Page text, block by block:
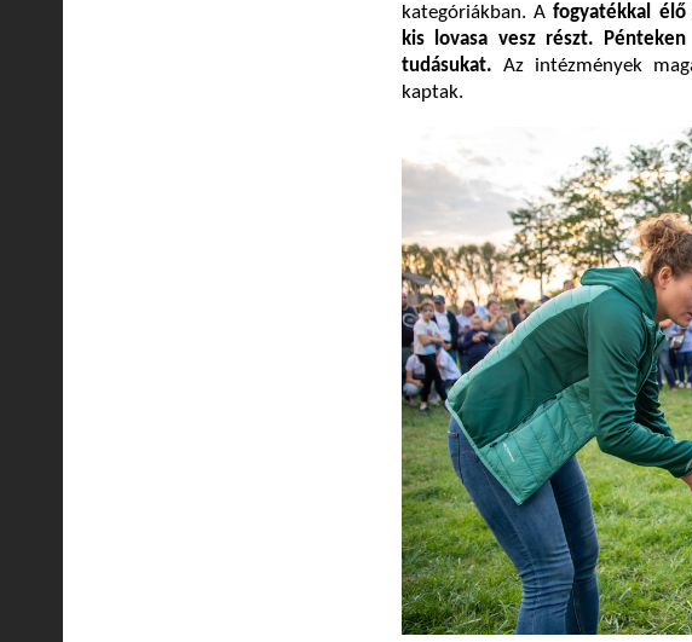
kategóriákban. Afogyatékkal élő
kis lovasa vesz részt.
tudásukat.Az intézmények
kaptak.